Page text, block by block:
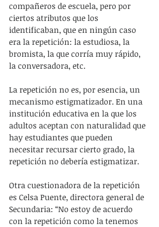
compañeros de escuela, pero por
ciertos atributos que los
identificaban, que en ningún caso
era la repetición: la estudiosa, la
bromista, la que corría muy rápido,
la conversadora, etc.
La repetición no es, por esencia, un
mecanismo estigmatizador. En una
institución educativa en la que los
adultos aceptan con naturalidad que
hay estudiantes que pueden
necesitar recursar cierto grado, la
repetición no debería estigmatizar.
Otra cuestionadora de la repetición
es Celsa Puente, directora general de
Secundaria: “No estoy de acuerdo
con la repetición como la tenemos